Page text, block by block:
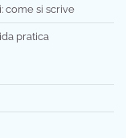
come si scrive
pratica